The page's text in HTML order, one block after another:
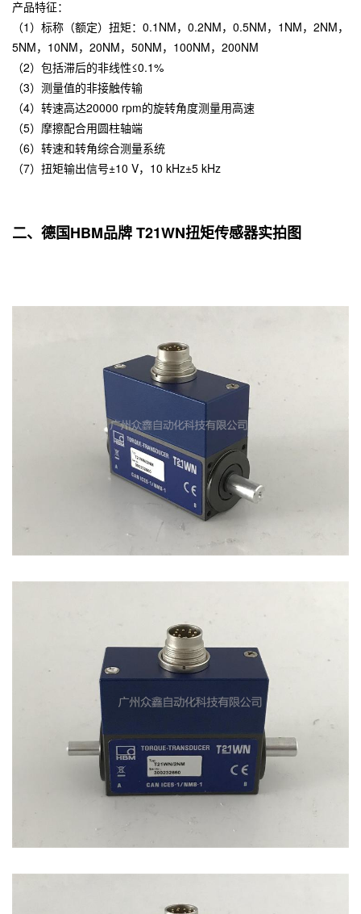
产品特征：
（1）标称（额定）扭矩：0.1NM，0.2NM，0.5NM，1NM，2NM，
5NM，10NM，20NM，50NM，100NM，200NM
（2）包括滞后的非线性≤0.1%
（3）测量值的非接触传输
（4）转速高达20000 rpm的旋转角度测量用高速
（5）摩擦配合用圆柱轴端
（6）转速和转角综合测量系统
（7）扭矩输出信号±10 V，10 kHz±5 kHz
二、德国HBM品牌 T21WN扭矩传感器实拍图